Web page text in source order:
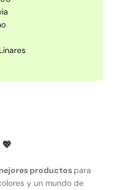
💖
productos para
y un mundo de